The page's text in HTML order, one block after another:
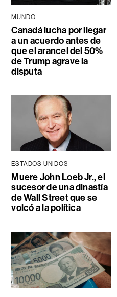
MUNDO
Canadá lucha por llegar
a un acuerdo antes de
que el arancel del 50%
de Trump agrave la
disputa
ESTADOS UNIDOS
Muere John Loeb Jr., el
sucesor de una dinastía
de Wall Street que se
volcó a la política